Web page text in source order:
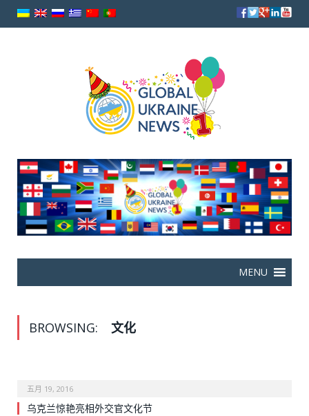
BROWSING: 文化
五月 19, 2016
乌克兰惊艳亮相外交官文化节